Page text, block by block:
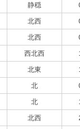
静穏
北西
北西
西北西
北東
北
北
北西